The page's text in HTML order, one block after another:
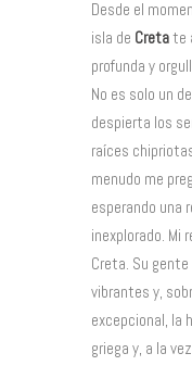
Desde el
isla de Cretate
profunda y
No es solo un
despierta los
raíces
menudo me
esperando una
inexplorado. Mi
Creta. Su
vibrantes y,
excepcional, la
griega y, a la